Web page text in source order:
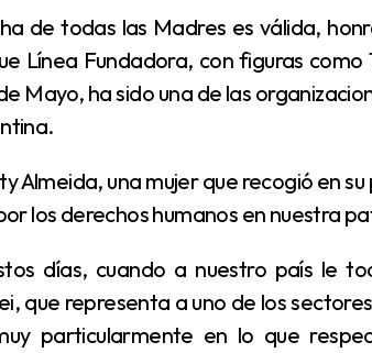
Línea Fundadora, con figuras
Mayo, ha sido una de las
los derechos humanos en nuestra
que representa a uno de los
particularmente en lo que